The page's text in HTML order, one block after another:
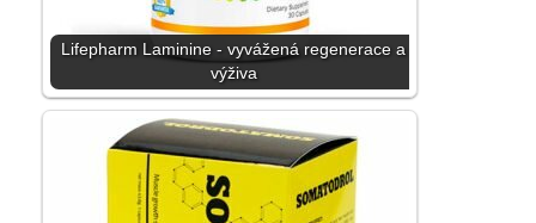
Lifepharm Laminine - vyvážená regenerace a
výživa